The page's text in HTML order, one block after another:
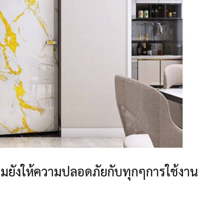
ยังให้ความปลอดภัยกับทุกๆการใช้งาน